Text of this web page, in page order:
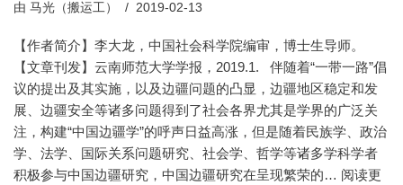
由 马光（搬运工） 2019-02-13
【作者简介】李大龙，中国社会科学院编审，博士生导师。
【文章刊发】云南师范大学学报，2019.1. 伴随着“一带一路”倡
议的提出及其实施，以及边疆问题的凸显，边疆地区稳定和发
展、边疆安全等诸多问题得到了社会各界尤其是学界的广泛关
注，构建“中国边疆学”的呼声日益高涨，但是随着民族学、政治
学、法学、国际关系问题研究、社会学、哲学等诸多学科学者
积极参与中国边疆研究，中国边疆研究在呈现繁荣的… 阅读更